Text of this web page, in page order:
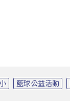
籃球公益活動